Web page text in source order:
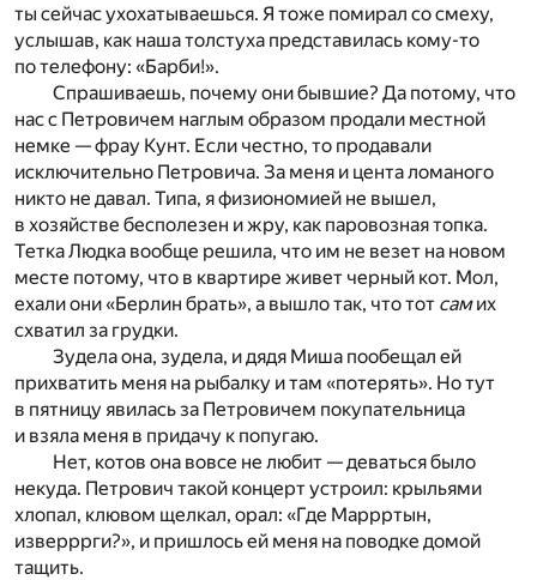
ты сейчас ухохатываешься. Я тоже помирал со смеху,
услышав, как наша толстуха представилась кому-то
по телефону: «Барби!».
Спрашиваешь, почему они бывшие? Да потому, что
нас с Петровичем наглым образом продали местной
немке — фрау Кунт. Если честно, то продавали
исключительно Петровича. За меня и цента ломаного
никто не давал. Типа, я физиономией не вышел,
в хозяйстве бесполезен и жру, как паровозная топка.
Тетка Людка вообще решила, что им не везет на новом
месте потому, что в квартире живет черный кот. Мол,
ехали они «Берлин брать», а вышло так, что тот самих
схватил за грудки.
Зудела она, зудела, и дядя Миша пообещал ей
прихватить меня на рыбалку и там «потерять». Но тут
в пятницу явилась за Петровичем покупательница
и взяла меня в придачу к попугаю.
Нет, котов она вовсе не любит — деваться было
некуда. Петрович такой концерт устроил: крыльями
хлопал, клювом щелкал, орал: «Где Маррртын,
изверррги?», и пришлось ей меня на поводке домой
тащить.